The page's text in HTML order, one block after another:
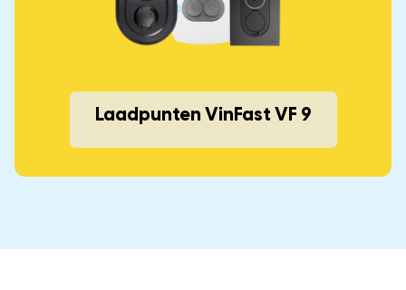
Laadpunten VinFast VF 9